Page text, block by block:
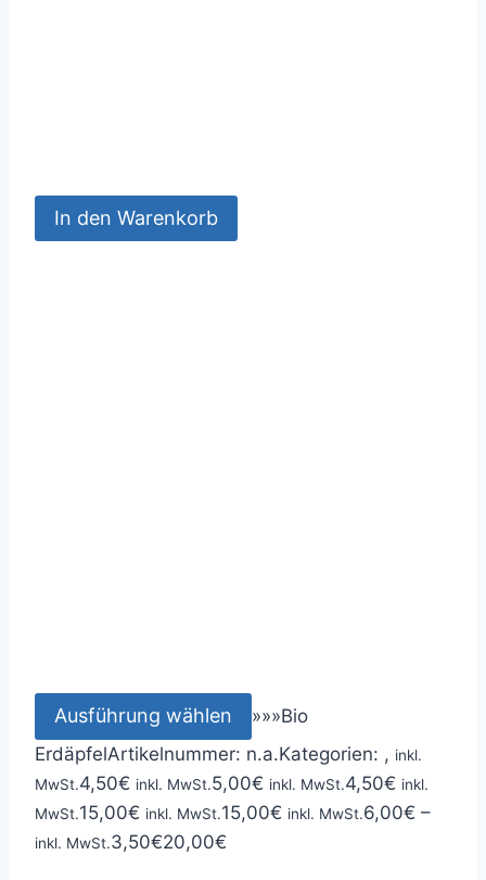
In den Warenkorb
Ausführung wählen »»»Bio
ErdäpfelArtikelnummer: n.a.Kategorien: , inkl.
MwSt.4,50€ inkl. MwSt.5,00€ inkl. MwSt.4,50€ inkl.
MwSt.15,00€ inkl. MwSt.15,00€ inkl. MwSt.6,00€ –
inkl. MwSt.3,50€20,00€